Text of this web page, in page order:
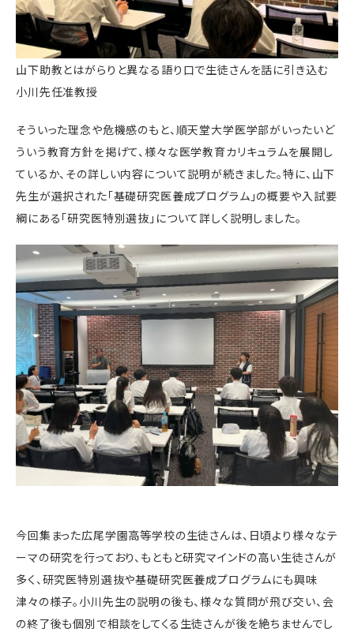
山下助教とはがらりと異なる語り口で生徒さんを話に引き込む
小川先任准教授
そういった理念や危機感のもと、順天堂大学医学部がいったいど
ういう教育方針を掲げて、様々な医学教育カリキュラムを展開し
ているか、その詳しい内容について説明が続きました。特に、山下
先生が選択された「基礎研究医養成プログラム」の概要や入試要
綱にある「研究医特別選抜」について詳しく説明しました。
今回集まった広尾学園高等学校の生徒さんは、日頃より様々なテ
ーマの研究を行っており、もともと研究マインドの高い生徒さんが
多く、研究医特別選抜や基礎研究医養成プログラムにも興味
津々の様子。小川先生の説明の後も、様々な質問が飛び交い、会
の終了後も個別で相談をしてくる生徒さんが後を絶ちませんでし